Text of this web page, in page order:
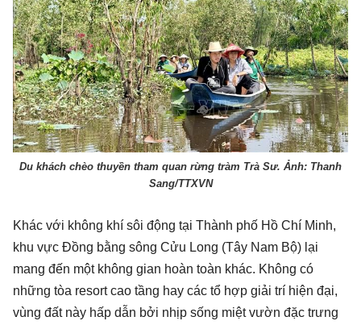
Du khách chèo thuyền tham quan rừng tràm Trà Sư. Ảnh: Thanh
Sang/TTXVN
Khác với không khí sôi động tại Thành phố Hồ Chí Minh,
khu vực Đồng bằng sông Cửu Long (Tây Nam Bộ) lại
mang đến một không gian hoàn toàn khác. Không có
những tòa resort cao tầng hay các tổ hợp giải trí hiện đại,
vùng đất này hấp dẫn bởi nhịp sống miệt vườn đặc trưng